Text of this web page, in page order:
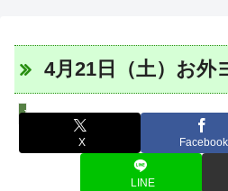
4月21日（土）お外
J-WETインド支部～ヨガのこころ～
X Facebook
LINE